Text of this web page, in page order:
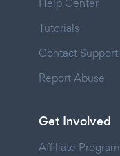
Help Center
Tutorials
Contact Support
Report Abuse
Get Involved
Affiliate Program